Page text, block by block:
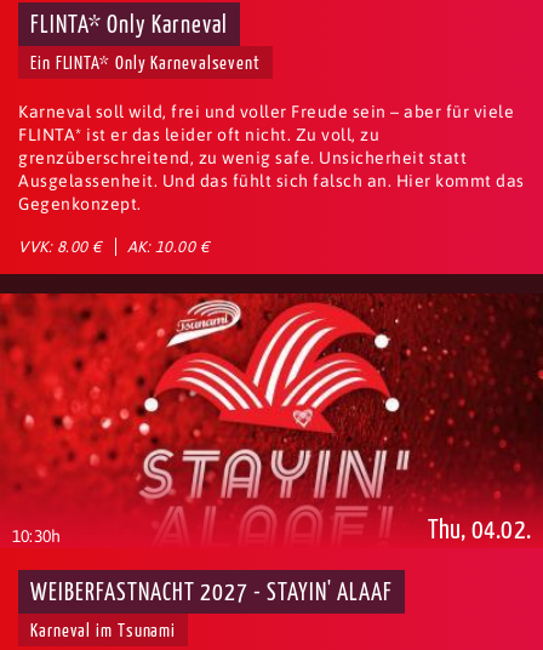
FLINTA* Only Karneval
Ein FLINTA* Only Karnevalsevent
Karneval soll wild, frei und voller Freude sein – aber für viele
FLINTA* ist er das leider oft nicht. Zu voll, zu
grenzüberschreitend, zu wenig safe. Unsicherheit statt
Ausgelassenheit. Und das fühlt sich falsch an. Hier kommt das
Gegenkonzept.
VVK: 8.00 € AK: 10.00 €
10:30h Thu, 04.02.
WEIBERFASTNACHT 2027 - STAYIN' ALAAF
Karneval im Tsunami